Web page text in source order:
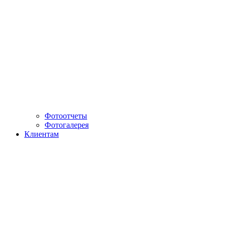
Фотоотчеты
Фотогалерея
Клиентам